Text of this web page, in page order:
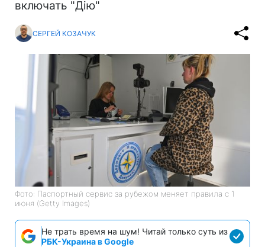
включать "Дію"
СЕРГЕЙ КОЗАЧУК
Фото: Паспортный сервис за рубежом меняет правила с 1
июня (Getty Images)
Не трать время на шум! Читай только суть из
РБК-Украина в Google